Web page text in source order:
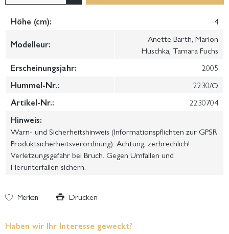
Höhe (cm):
4
Modelleur:
Anette Barth, Marion
Huschka, Tamara Fuchs
Erscheinungsjahr:
2005
Hummel-Nr.:
2230/O
Artikel-Nr.:
2230704
Hinweis:
Warn- und Sicherheitshinweis (Informationspflichten zur GPSR
Produktsicherheitsverordnung): Achtung, zerbrechlich!
Verletzungsgefahr bei Bruch. Gegen Umfallen und
Herunterfallen sichern.
Merken Drucken
Haben wir Ihr Interesse geweckt?